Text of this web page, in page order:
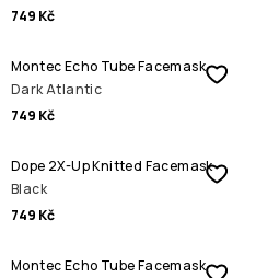
749 Kč
Montec Echo Tube Facemask
Dark Atlantic
749 Kč
Dope 2X-Up Knitted Facemask
Black
749 Kč
Montec Echo Tube Facemask